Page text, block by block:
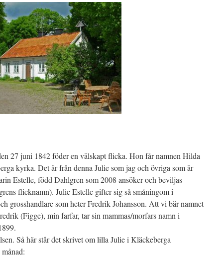
27 juni 1842 föder en välskapt flicka. Hon får namnen Hilda
kyrka. Det är från denna Julie som jag och övriga som är
Estelle, född Dahlgren som 2008 ansöker och beviljas
flicknamn). Julie Estelle gifter sig så småningom i
grosshandlare som heter Fredrik Johansson. Att vi bär namnet
(Figge), min farfar, tar sin mammas/morfars namn i
Så här står det skrivet om lilla Julie i Kläckeberga